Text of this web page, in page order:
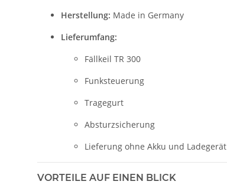
Herstellung: Made in Germany
Lieferumfang:
Fällkeil TR 300
Funksteuerung
Tragegurt
Absturzsicherung
Lieferung ohne Akku und Ladegerät
VORTEILE AUF EINEN BLICK